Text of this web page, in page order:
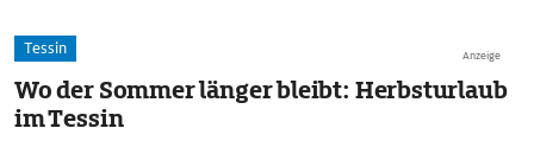
Anzeige
Tessin
Wo der Sommer länger bleibt: Herbsturlaub
im Tessin